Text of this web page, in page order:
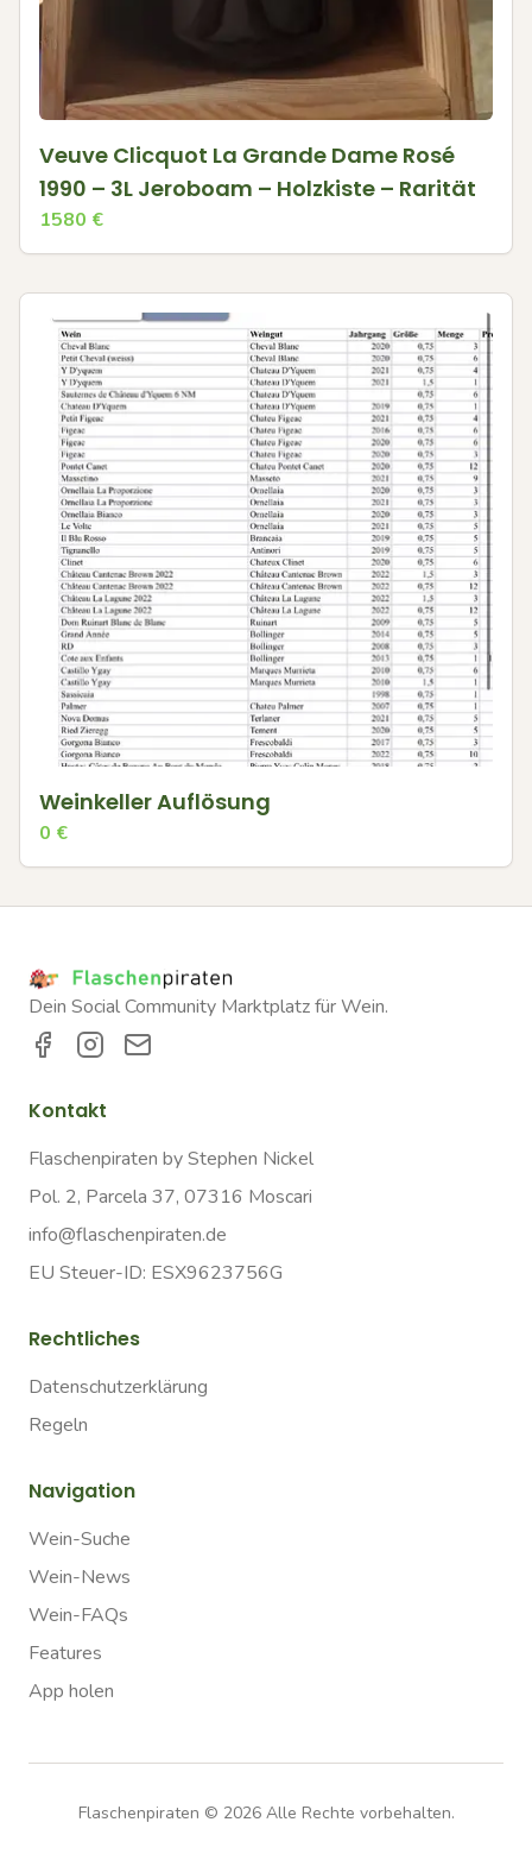
Veuve Clicquot La Grande Dame Rosé
1990 – 3L Jeroboam – Holzkiste – Rarität
1580 €
Weinkeller Auflösung
0 €
Dein Social Community Marktplatz für Wein.
Kontakt
Flaschenpiraten by Stephen Nickel
Pol. 2, Parcela 37, 07316 Moscari
info@flaschenpiraten.de
EU Steuer-ID: ESX9623756G
Rechtliches
Datenschutzerklärung
Regeln
Navigation
Wein-Suche
Wein-News
Wein-FAQs
Features
App holen
Flaschenpiraten © 2026Alle Rechte vorbehalten.